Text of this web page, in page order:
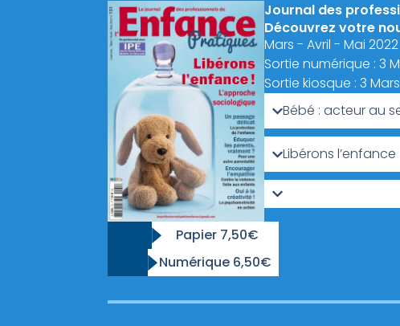
Papier 7,50€
Numérique 6,50€
Journal des
Découvrez votre
Mars - Avril - Mai 2022
Sortie numérique : 3
Sortie kiosque : 3
Bébé : acteur au
Libérons